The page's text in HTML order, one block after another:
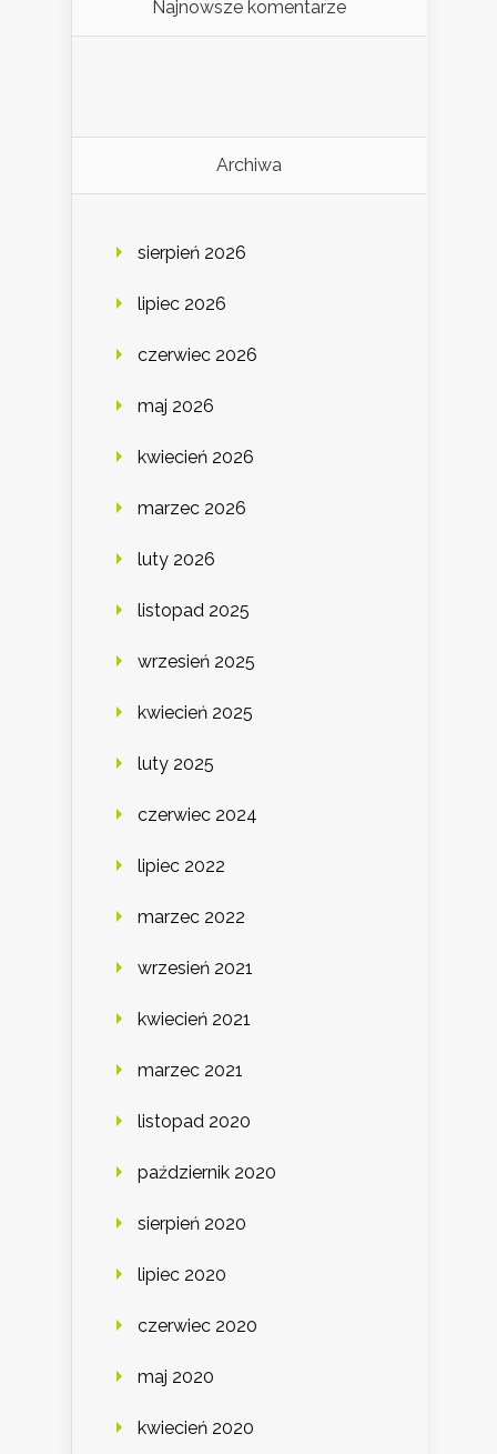
Najnowsze komentarze
Archiwa
sierpień 2026
lipiec 2026
czerwiec 2026
maj 2026
kwiecień 2026
marzec 2026
luty 2026
listopad 2025
wrzesień 2025
kwiecień 2025
luty 2025
czerwiec 2024
lipiec 2022
marzec 2022
wrzesień 2021
kwiecień 2021
marzec 2021
listopad 2020
październik 2020
sierpień 2020
lipiec 2020
czerwiec 2020
maj 2020
kwiecień 2020